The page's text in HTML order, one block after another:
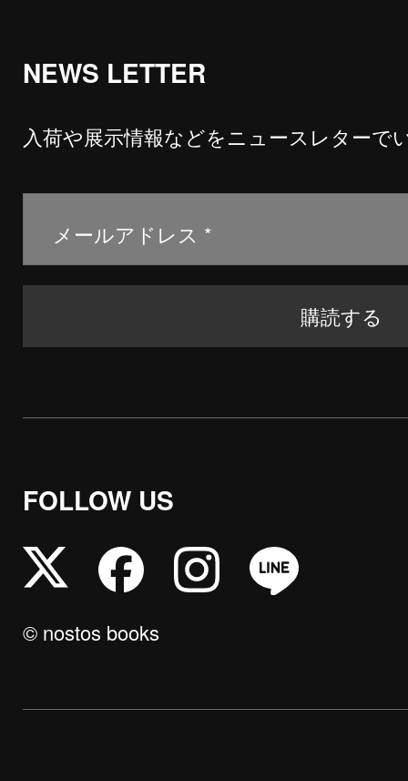
NEWS LETTER
入荷や展示情報などをニュースレターで
FOLLOW US
© nostos books